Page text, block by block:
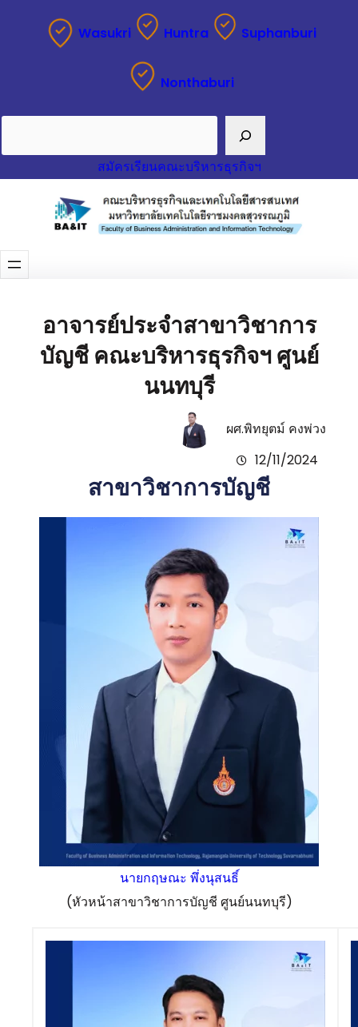
Wasukri Huntra Suphanburi
Nonthaburi
สมัครเรียนคณะบริหารธุรกิจฯ
อาจารย์ประจำสาขาวิชาการ
บัญชี คณะบริหารธุรกิจฯ ศูนย์
นนทบุรี
ผศ.พิทยุตม์ คงพ่วง
12/11/2024
สาขาวิชาการบัญชี
นายกฤษณะ พึ่งนุสนธิ์
(หัวหน้าสาขาวิชาการบัญชี ศูนย์นนทบุรี)